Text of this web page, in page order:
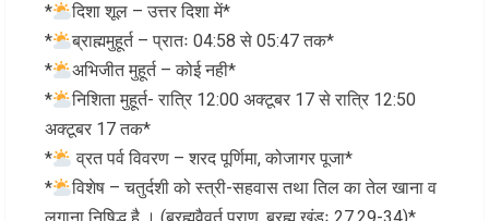
*
दिशा शूल – उत्तर दिशा में*
*
ब्राह्ममुहूर्त – प्रातः 04:58 से 05:47 तक*
*
अभिजीत मुहूर्त – कोई नही*
*
निशिता मुहूर्त- रात्रि 12:00 अक्टूबर 17 से रात्रि 12:50
अक्टूबर 17 तक*
*
व्रत पर्व विवरण – शरद पूर्णिमा, कोजागर पूजा*
*
विशेष – चतुर्दशी को स्त्री-सहवास तथा तिल का तेल खाना व